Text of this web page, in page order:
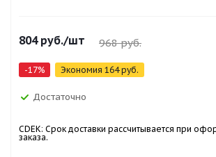
804руб./шт 968руб.
-17% Экономия 164руб.
Достаточно
CDEK: Срок доставки рассчитывается при
заказа.